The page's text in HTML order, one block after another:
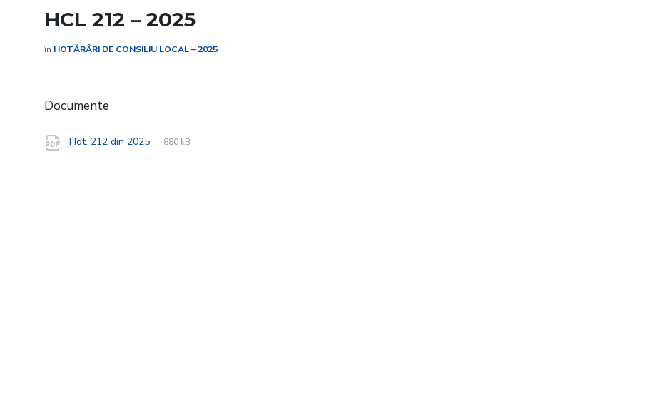
HCL 212 – 2025
în HOTĂRÂRI DE CONSILIU LOCAL – 2025
Documente
Hot. 212 din 2025
File
pdf
File
880 kB